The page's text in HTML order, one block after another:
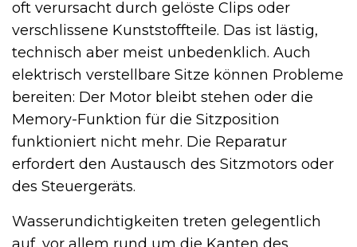
oft verursacht durch gelöste Clips oder
verschlissene Kunststoffteile. Das ist lästig,
technisch aber meist unbedenklich. Auch
elektrisch verstellbare Sitze können Probleme
bereiten: Der Motor bleibt stehen oder die
Memory-Funktion für die Sitzposition
funktioniert nicht mehr. Die Reparatur
erfordert den Austausch des Sitzmotors oder
des Steuergeräts.
Wasserundichtigkeiten treten gelegentlich